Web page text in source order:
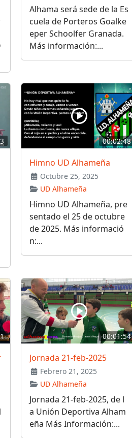
Alhama será sede de la Es
cuela de Porteros Goalke
eper Schoolfer Granada.
Más información:...
00:02:48
Himno UD Alhameña
Octubre 25, 2025
UD Alhameña
Himno UD Alhameña, pre
sentado el 25 de octubre
de 2025. Más informació
n:...
00:01:54
Jornada 21-feb-2025
Febrero 21, 2025
UD Alhameña
Jornada 21-feb-2025, de l
a Unión Deportiva Alham
eña Más Información:...